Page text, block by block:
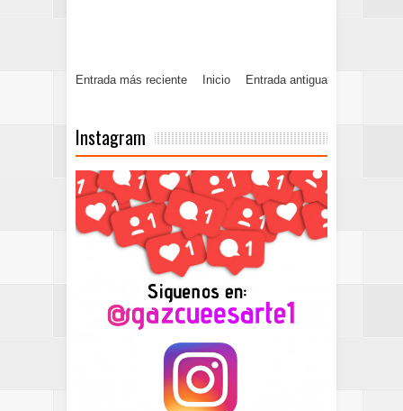
Entrada más reciente Entrada antigua
Inicio
Instagram